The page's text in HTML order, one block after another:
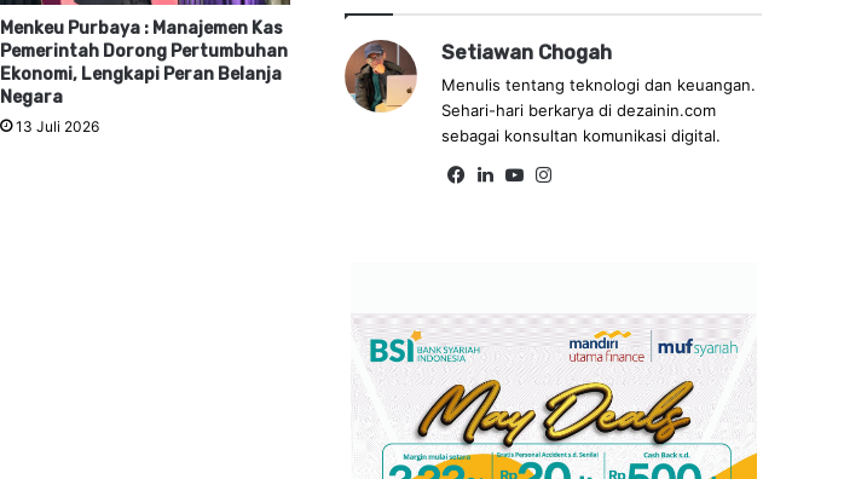
Menkeu Purbaya : Manajemen Kas
Pemerintah Dorong Pertumbuhan
Ekonomi, Lengkapi Peran Belanja
Negara
13 Juli 2026
Setiawan Chogah
Menulis tentang teknologi dan keuangan.
Sehari-hari berkarya di dezainin.com
sebagai konsultan komunikasi digital.
Facebook
LinkedInYouTube